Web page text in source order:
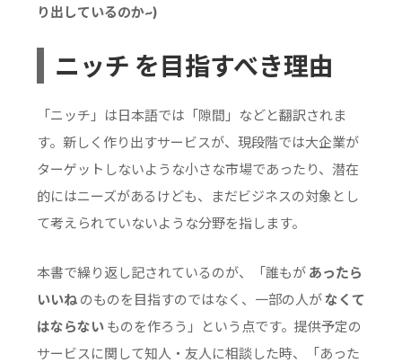
り出しているのか~)
ニッチ を目指すべき理由
「ニッチ」は日本語では「隙間」などと翻訳されま
す。新しく作り出すサービスが、現段階では大企業が
ターゲットしないような小さな市場であったり、潜在
的にはニーズがあるけども、まだビジネスの対象とし
て考えられていないような分野を指します。
本書で繰り返し記されているのが、「誰もが あったら
いいね のものを目指すのではなく、一部の人が なくて
はならない ものを作ろう」という点です。提供予定の
サービスに関して知人・友人に相談した時、「あった